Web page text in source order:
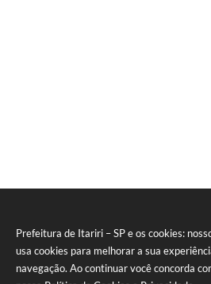
Prefeitura de Itariri – SP e os cookies:
usa cookies para melhorar a sua
navegação. Ao continuar você concorda